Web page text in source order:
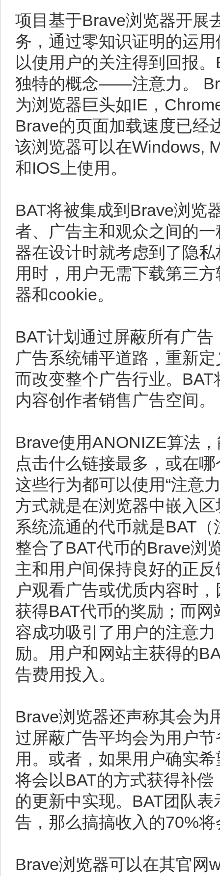
项目基于Brave浏览器开展
务，通过零知识证明的运
以使用户的关注得到回报
独特的概念——注意力。
为浏览器巨头如IE，
Brave的页面加载速度已经
该浏览器可以在Windows,
和IOS上使用。
BAT将被集成到Brave浏览
者、广告主和观众之间的
器在设计时就考虑到了隐
用时，用户无需下载第三
器和cookie。
BAT计划通过屏蔽所有广
广告系统铺平道路，重新
而改变整个广告行业。
内容创作者销售广告空间。
Brave使用ANONIZE算法
点击什么链接最多，或在
这些行为都可以使用“注意
方式就是在浏览器中嵌入
系统流通的代币就是BAT
整合了BAT代币的Brave浏
主和用户间保持良好的正
户观看广告或优质内容时
获得BAT代币的奖励；而
容成功吸引了用户的注意
励。用户和网站主获得的
告费用投入。
Brave浏览器还声称其会为
过屏蔽广告平均会为用户
用。或者，如果用户确实
将会以BAT的方式获得补
的更新中实现。BAT团队
告，那么搞搞收入的70%
Brave浏览器可以在其官网